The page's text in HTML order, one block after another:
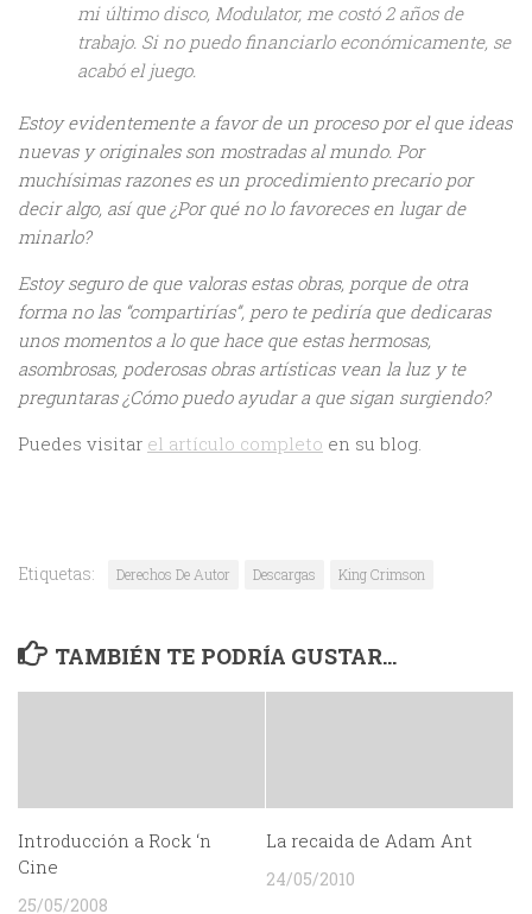
mi último disco, Modulator, me costó 2 años de
trabajo. Si no puedo financiarlo económicamente, se
acabó el juego.
Estoy evidentemente a favor de un proceso por el que ideas
nuevas y originales son mostradas al mundo. Por
muchísimas razones es un procedimiento precario por
decir algo, así que ¿Por qué no lo favoreces en lugar de
minarlo?
Estoy seguro de que valoras estas obras, porque de otra
forma no las “compartirías”, pero te pediría que dedicaras
unos momentos a lo que hace que estas hermosas,
asombrosas, poderosas obras artísticas vean la luz y te
preguntaras ¿Cómo puedo ayudar a que sigan surgiendo?
Puedes visitar el artículo completo en su blog.
Etiquetas: Derechos De Autor Descargas King Crimson
TAMBIÉN TE PODRÍA GUSTAR...
Introducción a Rock ‘n
Cine
25/05/2008
La recaida de Adam Ant
24/05/2010